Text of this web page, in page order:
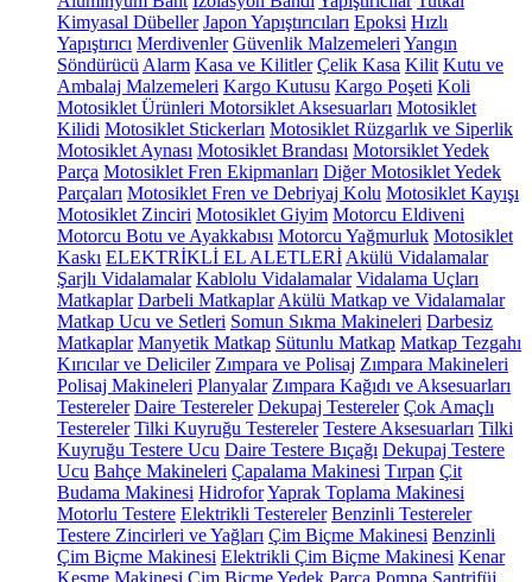
Kimyasal Dübeller Japon Yapıştırıcıları Epoksi Hızlı
Yapıştırıcı Merdivenler Güvenlik Malzemeleri Yangın
Söndürücü Alarm Kasa ve Kilitler Çelik Kasa Kilit Kutu ve
Ambalaj Malzemeleri Kargo Kutusu Kargo Poşeti Koli
Motosiklet Ürünleri Motorsiklet Aksesuarları Motosiklet
Kilidi Motosiklet Stickerları Motosiklet Rüzgarlık ve Siperlik
Motosiklet Aynası Motosiklet Brandası Motorsiklet Yedek
Parça Motosiklet Fren Ekipmanları Diğer Motosiklet Yedek
Parçaları Motosiklet Fren ve Debriyaj Kolu Motosiklet Kayışı
Motosiklet Zinciri Motosiklet Giyim Motorcu Eldiveni
Motorcu Botu ve Ayakkabısı Motorcu Yağmurluk Motosiklet
Kaskı ELEKTRİKLİ EL ALETLERİ Akülü Vidalamalar
Şarjlı Vidalamalar Kablolu Vidalamalar Vidalama Uçları
Matkaplar Darbeli Matkaplar Akülü Matkap ve Vidalamalar
Matkap Ucu ve Setleri Somun Sıkma Makineleri Darbesiz
Matkaplar Manyetik Matkap Sütunlu Matkap Matkap Tezgahı
Kırıcılar ve Deliciler Zımpara ve Polisaj Zımpara Makineleri
Polisaj Makineleri Planyalar Zımpara Kağıdı ve Aksesuarları
Testereler Daire Testereler Dekupaj Testereler Çok Amaçlı
Testereler Tilki Kuyruğu Testereler Testere Aksesuarları Tilki
Kuyruğu Testere Ucu Daire Testere Bıçağı Dekupaj Testere
Ucu Bahçe Makineleri Çapalama Makinesi Tırpan Çit
Budama Makinesi HidroforYaprak Toplama Makinesi
Motorlu Testere Elektrikli Testereler Benzinli Testereler
Testere Zincirleri ve Yağları Çim Biçme Makinesi Benzinli
Çim Biçme Makinesi Elektrikli Çim Biçme Makinesi Kenar
Kesme Makinesi Çim Biçme Yedek Parça Pompa Santrifüj